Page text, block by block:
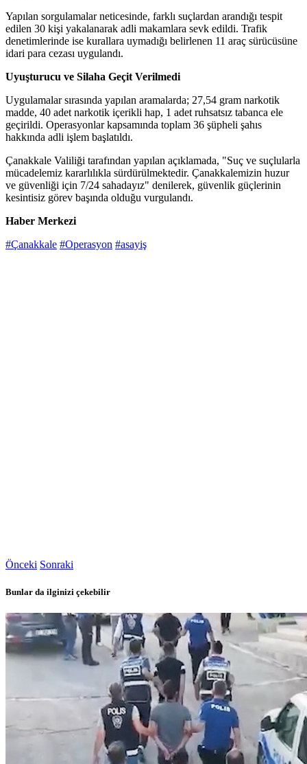
Yapılan sorgulamalar neticesinde, farklı suçlardan arandığı tespit
edilen 30 kişi yakalanarak adli makamlara sevk edildi. Trafik
denetimlerinde ise kurallara uymadığı belirlenen 11 araç sürücüsüne
idari para cezası uygulandı.
Uyuşturucu ve Silaha Geçit Verilmedi
Uygulamalar sırasında yapılan aramalarda; 27,54 gram narkotik
madde, 40 adet narkotik içerikli hap, 1 adet ruhsatsız tabanca ele
geçirildi. Operasyonlar kapsamında toplam 36 şüpheli şahıs
hakkında adli işlem başlatıldı.
Çanakkale Valiliği tarafından yapılan açıklamada, "Suç ve suçlularla
mücadelemiz kararlılıkla sürdürülmektedir. Çanakkalemizin huzur
ve güvenliği için 7/24 sahadayız" denilerek, güvenlik güçlerinin
kesintisiz görev başında olduğu vurgulandı.
Haber Merkezi
#Çanakkale #Operasyon #asayiş
Önceki Sonraki
Bunlar da ilginizi çekebilir